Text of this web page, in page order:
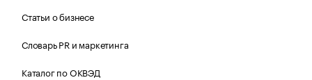
Статьи о бизнесе
Словарь PR и маркетинга
Каталог по ОКВЭД